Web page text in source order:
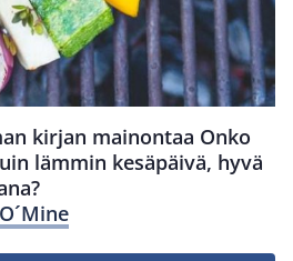
kirjan mainontaa Onko
lämmin kesäpäivä, hyvä